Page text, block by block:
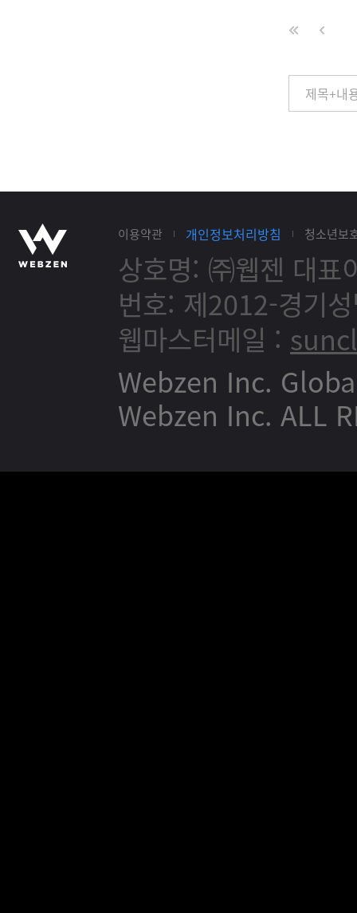
이용약관 개인정보처리방침 청소년보
상호명: ㈜웹젠 대표
번호: 제2012-경기
웹마스터메일 :
Webzen Inc.
Webzen Inc. ALL